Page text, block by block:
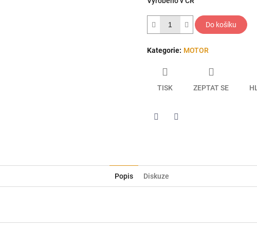
Do košíku
Kategorie: MOTOR
TISK ZEPTAT SE
Popis Diskuze